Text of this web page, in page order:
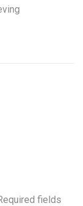
fields